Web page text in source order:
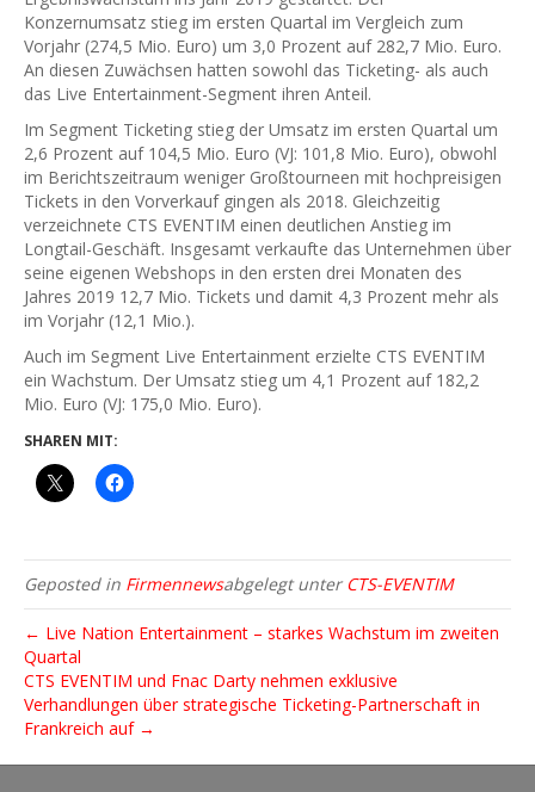
Konzernumsatz stieg im ersten Quartal im Vergleich zum
Vorjahr (274,5 Mio. Euro) um 3,0 Prozent auf 282,7 Mio. Euro.
An diesen Zuwächsen hatten sowohl das Ticketing- als auch
das Live Entertainment-Segment ihren Anteil.
Im Segment Ticketing stieg der Umsatz im ersten Quartal um
2,6 Prozent auf 104,5 Mio. Euro (VJ: 101,8 Mio. Euro), obwohl
im Berichtszeitraum weniger Großtourneen mit hochpreisigen
Tickets in den Vorverkauf gingen als 2018. Gleichzeitig
verzeichnete CTS EVENTIM einen deutlichen Anstieg im
Longtail-Geschäft. Insgesamt verkaufte das Unternehmen über
seine eigenen Webshops in den ersten drei Monaten des
Jahres 2019 12,7 Mio. Tickets und damit 4,3 Prozent mehr als
im Vorjahr (12,1 Mio.).
Auch im Segment Live Entertainment erzielte CTS EVENTIM
ein Wachstum. Der Umsatz stieg um 4,1 Prozent auf 182,2
Mio. Euro (VJ: 175,0 Mio. Euro).
SHAREN MIT:
Geposted in Firmennewsabgelegt unterCTS-EVENTIM
← Live Nation Entertainment – starkes Wachstum im zweiten
Quartal
CTS EVENTIM und Fnac Darty nehmen exklusive
Verhandlungen über strategische Ticketing-Partnerschaft in
Frankreich auf →